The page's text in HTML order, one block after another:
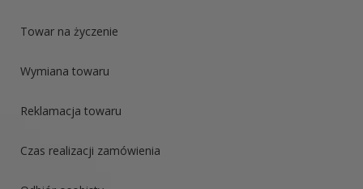
Towar na życzenie
Wymiana towaru
Reklamacja towaru
Czas realizacji zamówienia